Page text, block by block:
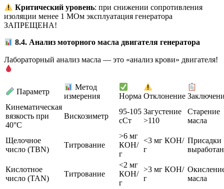
Критический уровень: при снижении сопротивления
изоляции менее 1 МОм эксплуатация генератора
ЗАПРЕЩЕНА!
8.4. Анализ моторного масла двигателя генератора
Лабораторный анализ масла — это «анализ крови» двигателя!
Параметр
Метод
измерения
Норма Отклонение
Кинематическая
вязкость при
40°C
Вискозиметр
95-105
сСт
Загустение
>110
Старение
масла
Щелочное
число (TBN)
Титрование
>6 мг
КОН/
г
<3 мг КОН/
г
Присадки
Кислотное
число (TAN)
Титрование
<2 мг
КОН/
г
>3 мг КОН/
г
масла